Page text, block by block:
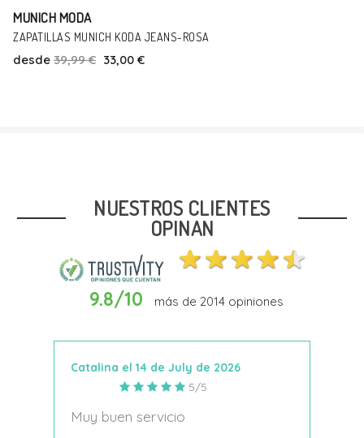
MUNICH MODA
ZAPATILLAS MUNICH MODA KAKI
desde 57,00 € 51,00 €
NUESTROS CLIENTES
OPINAN
9.8/10 más de 2014opiniones
Catalina el 14 de July de 2026
5/5
Muy buen servicio